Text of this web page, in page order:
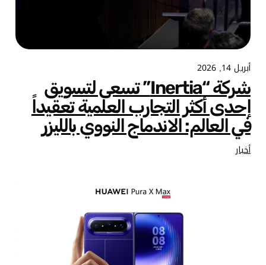
أبريل 14, 2026
شركة “Inertia” تسعى لتسويق
إحدى أكثر التجارب العلمية تعقيداً
في العالم: الاندماج النووي بالليزر
أخبار